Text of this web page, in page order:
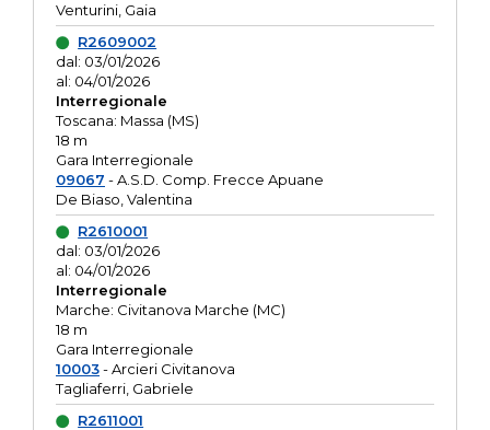
Venturini, Gaia
R2609002
dal: 03/01/2026
al: 04/01/2026
Interregionale
Toscana: Massa (MS)
18 m
Gara Interregionale
09067 - A.S.D. Comp. Frecce Apuane
De Biaso, Valentina
R2610001
dal: 03/01/2026
al: 04/01/2026
Interregionale
Marche: Civitanova Marche (MC)
18 m
Gara Interregionale
10003- Arcieri Civitanova
Tagliaferri, Gabriele
R2611001